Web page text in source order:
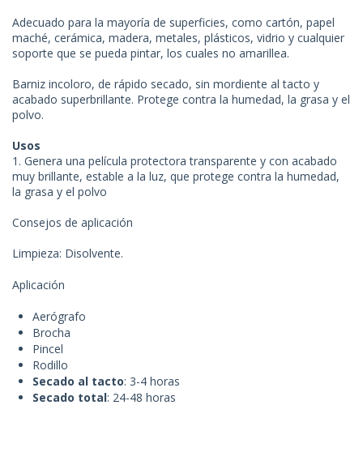
Adecuado para la mayoría de superficies, como cartón, papel
maché, cerámica, madera, metales, plásticos, vidrio y cualquier
soporte que se pueda pintar, los cuales no amarillea.
Barniz incoloro, de rápido secado, sin mordiente al tacto y
acabado superbrillante. Protege contra la humedad, la grasa y el
polvo.
Usos
1. Genera una película protectora transparente y con acabado
muy brillante, estable a la luz, que protege contra la humedad,
la grasa y el polvo
Consejos de aplicación
Limpieza: Disolvente.
Aplicación
Aerógrafo
Brocha
Pincel
Rodillo
Secado al tacto: 3-4 horas
Secado total: 24-48 horas